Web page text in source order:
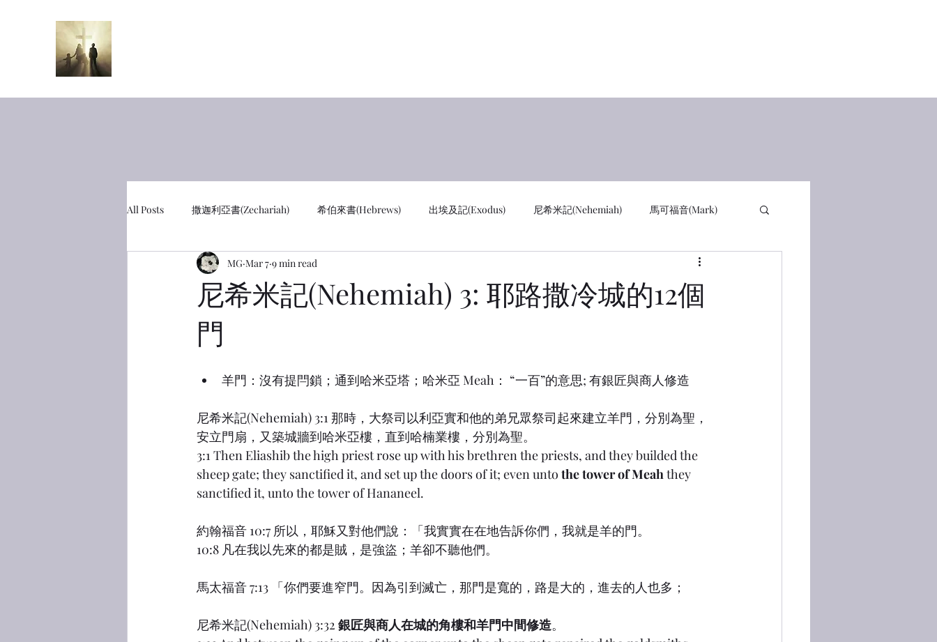
All Posts 撒迦利亞書(Zechariah) 希伯來書(Hebrews) 出埃及記(Exodus) 尼希米記(Nehemiah) 馬可福音(Mark)
彼得前書(1 Peter) 利未記(Leviticus) 箴言 PRO
尼希米記(Nehemiah) 3: 耶路撒冷城的12個
門
MG Mar 7 9 min read
羊門：沒有提閂鎖；通到哈米亞塔；哈米亞 Meah： “一百”的意思; 有銀匠與商人修造
尼希米記(Nehemiah) 3:1 那時，大祭司以利亞實和他的弟兄眾祭司起來建立羊門，分別為聖，
安立門扇，又築城牆到哈米亞樓，直到哈楠業樓，分別為聖。
3:1 Then Eliashib the high priest rose up with his brethren the priests, and they builded the
sheep gate; they sanctified it, and set up the doors of it; even unto the tower of Meah they
sanctified it, unto the tower of Hananeel.
約翰福音 10:7 所以，耶穌又對他們說：「我實實在在地告訴你們，我就是羊的門。
10:8 凡在我以先來的都是賊，是強盜；羊卻不聽他們。
馬太福音 7:13 「你們要進窄門。因為引到滅亡，那門是寬的，路是大的，進去的人也多；
尼希米記(Nehemiah) 3:32 銀匠與商人在城的角樓和羊門中間修造。